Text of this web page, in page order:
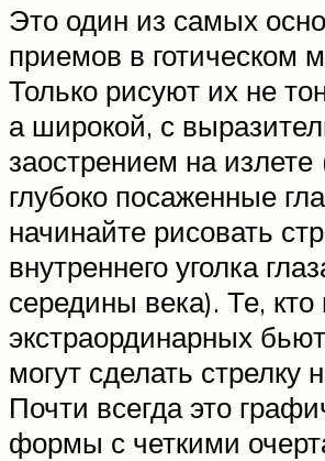
Это один из самых
приемов в готическом
Только рисуют их не
а широкой, с
заострением на излете
глубоко посаженные
начинайте рисовать
внутреннего уголка
середины века). Те, кто
экстраординарных
могут сделать стрелку
Почти всегда это
формы с четкими